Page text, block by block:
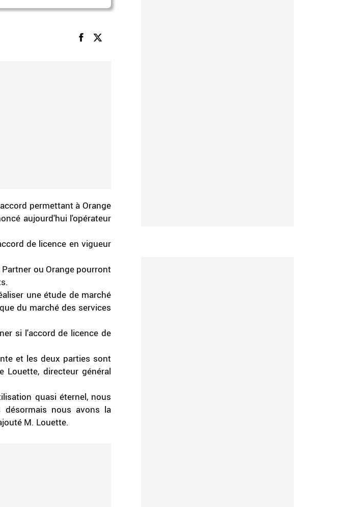
permettant à Orange
aujourd'hui l'opérateur
de licence en vigueur
ou Orange pourront
une étude de marché
du marché des services
si l'accord de licence de
et les deux parties sont
Louette, directeur général
quasi éternel, nous
nous avons la
M. Louette.